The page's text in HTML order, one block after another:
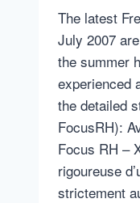
The latest
July 2007
the summer
experienced
the detailed
FocusRH):
Focus RH –
rigoureuse
strictement